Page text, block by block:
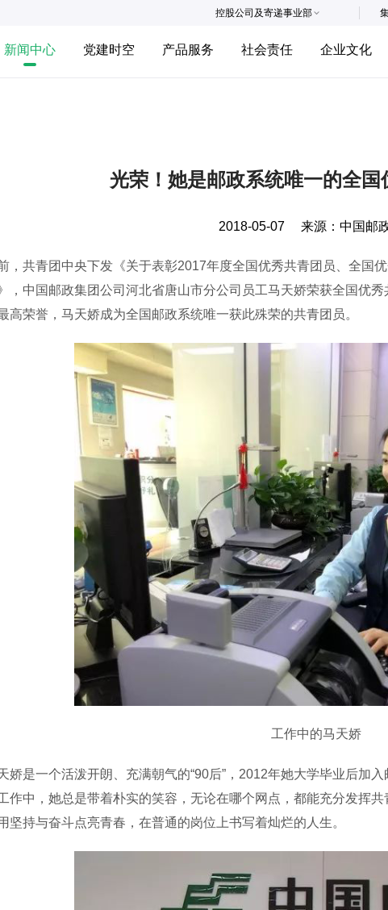
控股公司及寄递事业部
新闻中心 党建时空 产品服务 社会责任 企业文化
光荣！她是邮政系统唯一的全国
2018-05-07 来源： 中国邮
共青团中央下发《关于表彰2017年度全国优秀共青团员、全国优
，中国邮政集团公司河北省唐山市分公司员工马天娇荣获全国优
高荣誉，马天娇成为全国邮政系统唯一获此殊荣的共青团员。
工作中的马天娇
是一个活泼开朗、充满朝气的“90后”，2012年她大学毕业后加入
作中，她总是带着朴实的笑容，无论在哪个网点，都能充分发挥
坚持与奋斗点亮青春，在普通的岗位上书写着灿烂的人生。